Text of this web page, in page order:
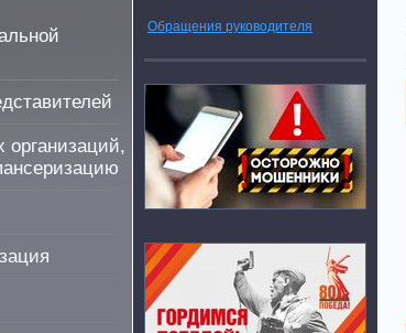
организаций,
Обращения руководителя